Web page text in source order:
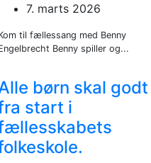
7. marts 2026
til fællessang med Benny
Benny spiller og...
børn skal godt
start i